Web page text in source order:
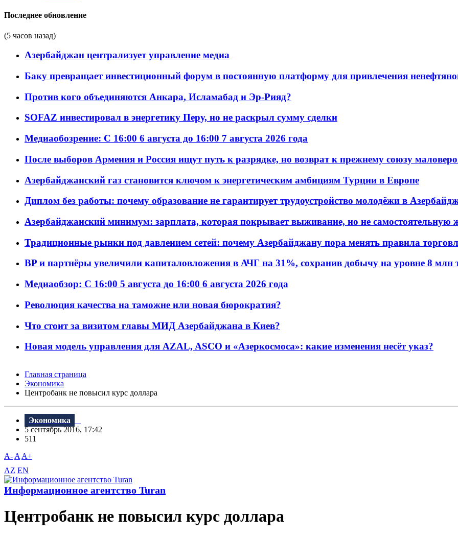
Последнее обновление
(5 часов назад)
Азербайджан централизует управление медиа
Баку превращает инвестиционный форум в постоянную платформу для привлечения
Против кого объединяются Анкара, Исламабад и Эр-Рияд?
SOFAZ инвестировал в энергетику Перу, но не раскрыл сумму сделки
Медиаобозрение: С 16:00 6 августа до 16:00 7 августа 2026 года
После выборов Армения и Россия ищут путь к разрядке, но возврат к прежнему союзу
Азербайджанский газ становится ключом к энергетическим амбициям Турции в Европе
Диплом без работы: почему образование не гарантирует трудоустройство молодёжи в
Азербайджанский минимум: зарплата, которая покрывает выживание, но не самостоятельную
Традиционные рынки под давлением сетей: почему Азербайджану пора менять правила
BP и партнёры увеличили капиталовложения в АЧГ на 31%, сохранив добычу на уровне 8 млн
Медиаобзор: С 16:00 5 августа до 16:00 6 августа 2026 года
Революция качества на таможне или новая бюрократия?
Что стоит за визитом главы МИД Азербайджана в Киев?
Новая модель управления для AZAL, ASCO и «Азеркосмоса»: какие изменения несёт указ?
Главная страница
Экономика
Центробанк не повысил курс доллара
Экономика
5 сентябрь 2016, 17:42
511
A- A A+
AZ EN
Информационное агентство Turan
Центробанк не повысил курс доллара